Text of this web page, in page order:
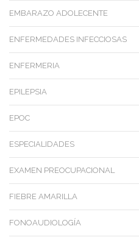
EMBARAZO ADOLECENTE
ENFERMEDADES INFECCIOSAS
ENFERMERIA
EPILEPSIA
EPOC
ESPECIALIDADES
EXAMEN PREOCUPACIONAL
FIEBRE AMARILLA
FONOAUDIOLOGÍA